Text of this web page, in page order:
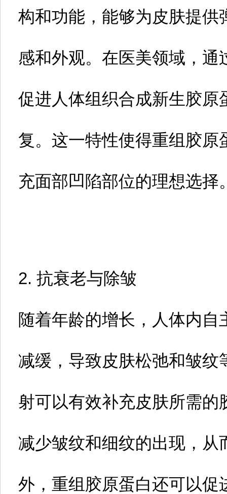
构和功能，能够为皮肤提
感和外观。在医美领域，
促进人体组织合成新生胶原
复。这一特性使得重组胶
充面部凹陷部位的理想选择
2. 抗衰老与除皱
随着年龄的增长，人体内
减缓，导致皮肤松弛和皱
射可以有效补充皮肤所需
减少皱纹和细纹的出现，
外，重组胶原蛋白还可以